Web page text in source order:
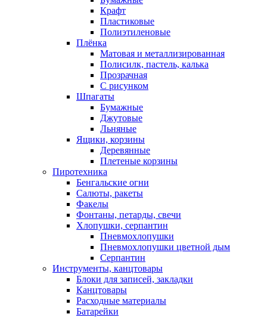
Крафт
Пластиковые
Полиэтиленовые
Плёнка
Матовая и металлизированная
Полисилк, пастель, калька
Прозрачная
С рисунком
Шпагаты
Бумажные
Джутовые
Льняные
Ящики, корзины
Деревянные
Плетеные корзины
Пиротехника
Бенгальские огни
Салюты, ракеты
Факелы
Фонтаны, петарды, свечи
Хлопушки, серпантин
Пневмохлопушки
Пневмохлопушки цветной дым
Серпантин
Инструменты, канцтовары
Блоки для записей, закладки
Канцтовары
Расходные материалы
Батарейки